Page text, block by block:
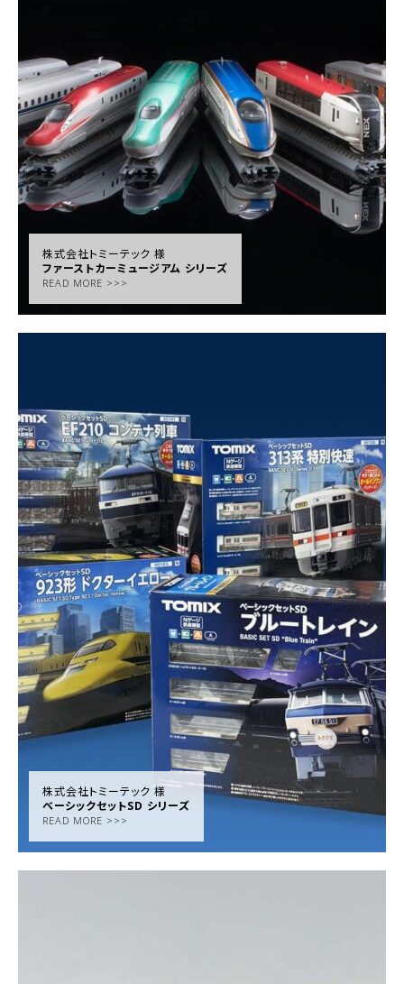
株式会社トミーテック 様
ファーストカーミュージアム シリーズ
READ MORE >>>
株式会社トミーテック 様
ベーシックセットSD シリーズ
READ MORE >>>